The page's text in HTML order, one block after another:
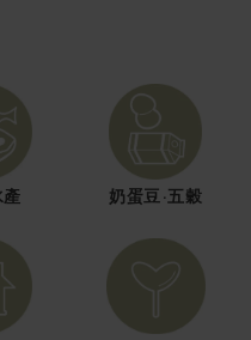
地區活動
產 奶蛋豆·五穀